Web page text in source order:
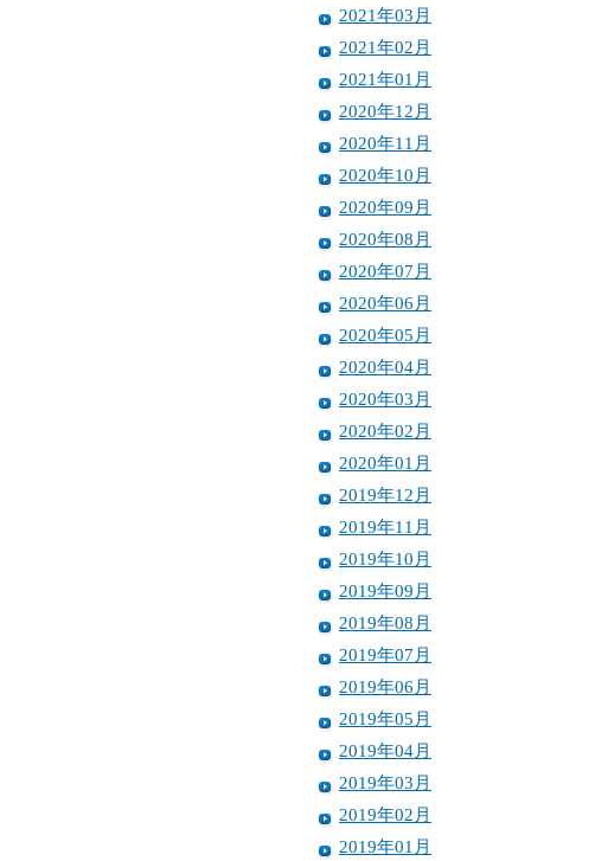
2021年03月
2021年02月
2021年01月
2020年12月
2020年11月
2020年10月
2020年09月
2020年08月
2020年07月
2020年06月
2020年05月
2020年04月
2020年03月
2020年02月
2020年01月
2019年12月
2019年11月
2019年10月
2019年09月
2019年08月
2019年07月
2019年06月
2019年05月
2019年04月
2019年03月
2019年02月
2019年01月